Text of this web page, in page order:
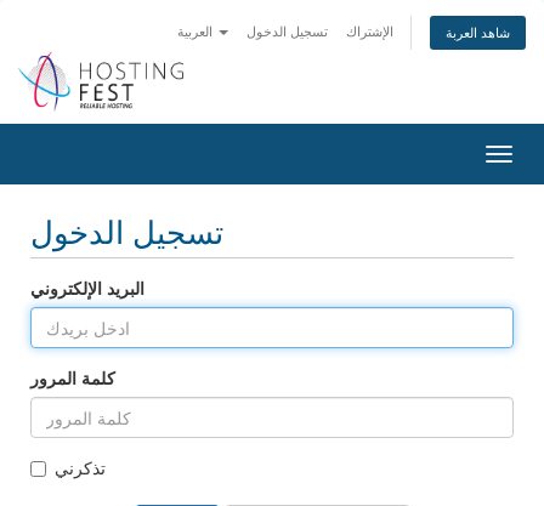
تسجيل الدخول الإشتراك شاهد العربة
تسجيل الدخول
البريد الإلكتروني
كلمة المرور
تذكرني